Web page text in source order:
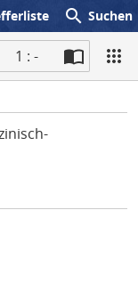
search Suchen
1 : -